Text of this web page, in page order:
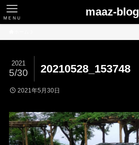
maaz-blog
ＭＥＮＵ
20210528_153748
2021
5/30
2021年5月30日